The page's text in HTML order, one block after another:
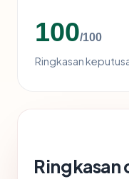
100/100
Ringkasan